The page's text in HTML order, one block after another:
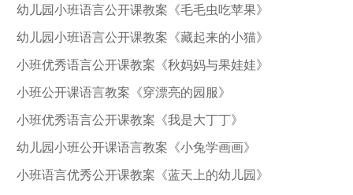
幼儿园小班语言公开课教案《毛毛虫吃苹果》
幼儿园小班语言公开课教案《藏起来的小猫》
小班优秀语言公开课教案《秋妈妈与果娃娃》
小班公开课语言教案《穿漂亮的园服》
小班优秀语言公开课教案《我是大丁丁》
幼儿园小班公开课语言教案《小兔学画画》
小班语言优秀公开课教案《蓝天上的幼儿园》